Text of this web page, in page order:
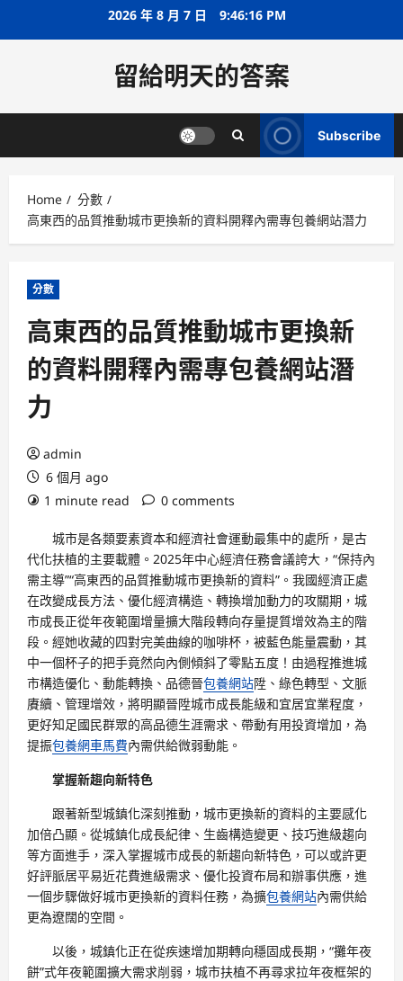
2026 年 8 月 7 日 9:46:17 PM
留給明天的答案
Subscribe
Home
分數
高東西的品質推動城市更換新的資料開釋內需專包養網站潛力
分數
高東西的品質推動城市更換新
的資料開釋內需專包養網站潛
力
admin
6 個月 ago
1 minute read
0 comments
城市是各類要素資本和經濟社會運動最集中的處所，是古
代化扶植的主要載體。2025年中心經濟任務會議誇大，“保持內
需主導”“高東西的品質推動城市更換新的資料”。我國經濟正處
在改變成長方法、優化經濟構造、轉換增加動力的攻關期，城
市成長正從年夜範圍增量擴大階段轉向存量提質增效為主的階
段。經她收藏的四對完美曲線的咖啡杯，被藍色能量震動，其
中一個杯子的把手竟然向內側傾斜了零點五度！由過程推進城
市構造優化、動能轉換、品德晉包養網站陞、綠色轉型、文脈
賡續、管理增效，將明顯晉陞城市成長能級和宜居宜業程度，
更好知足國民群眾的高品德生涯需求、帶動有用投資增加，為
提振包養網車馬費內需供給微弱動能。
掌握新趨向新特色
跟著新型城鎮化深刻推動，城市更換新的資料的主要感化
加倍凸顯。從城鎮化成長紀律、生齒構造變更、技巧進級趨向
等方面進手，深入掌握城市成長的新趨向新特色，可以或許更
好評脈居平易近花費進級需求、優化投資布局和辦事供應，進
一個步驟做好城市更換新的資料任務，為擴包養網站內需供給
更為遼闊的空間。
以後，城鎮化正在從疾速增加期轉向穩固成長期，“攤年夜
餅”式年夜範圍擴大需求削弱，城市扶植不再尋求拉年夜框架的